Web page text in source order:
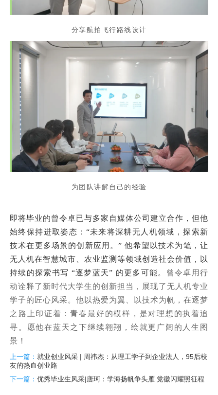
分享航拍飞行路线设计
为团队讲解自己的经验
即将毕业的曾令卓已与多家自媒体公司建立合作，但他
始终保持进取姿态：“未来将深耕无人机领域，探索新
技术在更多场景的创新应用。” 他希望以技术为笔，让
无人机在智慧城市、农业监测等领域创造社会价值，以
持续的探索书写 “逐梦蓝天” 的更多可能。 曾令卓用行
动诠释了新时代大学生的创新担当，展现了无人机专业
学子的匠心风采。他以热爱为翼、以技术为帆，在逐梦
之路上印证着：青春最好的模样，是对理想的执着追
寻。愿他在蓝天之下继续翱翔，绘就更广阔的人生图
景！
上一篇： 就业创业风采 | 周祎杰：从理工学子到企业法人，95后校
友的热血创业路
下一篇： 优秀毕业生风采|唐珂：学海扬帆争头雁 党徽闪耀照征程